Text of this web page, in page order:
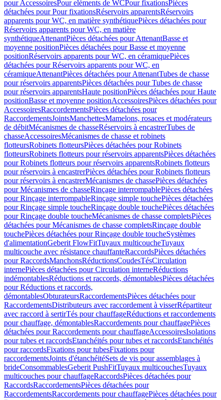
pour AccessoiresPour eléments de WCPour fixationsPièces
détachées pour Pour fixationsRéservoirs apparentsRéservoirs
apparents pour WC, en matière synthétiquePièces détachées pour
Réservoirs apparents pour WC, en matière
synthétiqueAttenantPièces détachées pour AttenantBasse et
moyenne positionPièces détachées pour Basse et moyenne
positionRéservoirs apparents pour WC, en céramiquePièces
détachées pour Réservoirs apparents pour WC, en
céramiqueAttenantPièces détachées pour AttenantTubes de chasse
pour réservoirs apparentsPièces détachées pour Tubes de chasse
pour réservoirs apparentsHaute positionPièces détachées pour Haute
positionBasse et moyenne positionAccessoiresPièces détachées pour
AccessoiresRaccordementsPièces détachées pour
RaccordementsJointsManchettesMamelons, rosaces et modérateurs
de débitMécanismes de chasseRéservoirs à encastrerTubes de
chasseAccessoiresMécanismes de chasse et robinets
flotteursRobinets flotteursPièces détachées pour Robinets
flotteursRobinets flotteurs pour réservoirs apparentsPièces détachées
pour Robinets flotteurs pour réservoirs apparentsRobinets flotteurs
pour réservoirs à encastrerPièces détachées pour Robinets flotteurs
pour réservoirs à encastrerMécanismes de chassePièces détachées
pour Mécanismes de chasseRinçage interrompablePièces détachées
pour Rinçage interrompableRinçage simple touchePièces détachées
pour Rinçage simple toucheRinçage double touchePièces détachées
pour Rinçage double toucheMécanismes de chasse completsPièces
détachées pour Mécanismes de chasse completsRinçage double
touchePièces détachées pour Rinçage double toucheSystèmes
d'alimentationGeberit FlowFitTuyaux multicoucheTuyaux
multicouche avec résistance chauffanteRaccordsPièces détachées
pour RaccordsManchonsRéductionsCoudesTésCirculation
internePièces détachées pour Circulation interneRéductions
indémontablesRéductions et raccords, démontablesPièces détachées
pour Réductions et raccords,
démontablesObturateursRaccordementsPièces détachées pour
RaccordementsDistributeurs avec raccordement à visserRépartiteur
avec raccord à sertirTés pour chauffageRéductions et raccordements
pour chauffage, démontablesRaccordements pour chauffagePièces
détachées pour Raccordements pour chauffageAccessoiresIsolations
pour tubes et raccordsEtanchéités pour tubes et raccordsEtanchéités
pour raccordsFixations pour tubesFixations pour
raccordementsJoints d'étanchéitéSets de vis pour assemblages à
brideConsommablesGeberit PushFitTuyaux multicouchesTuyaux
multicouches pour chauffageRaccordsPièces détachées pour
RaccordsRaccordementsPièces détachées pour
RaccordementsRaccordements pour chauffagePièces détachées pour